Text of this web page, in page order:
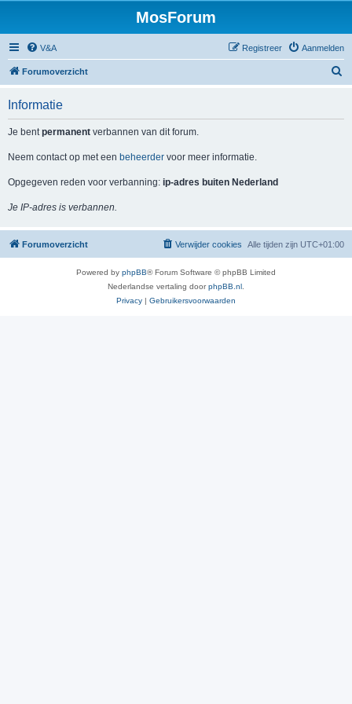
MosForum
V&A Aanmelden
Registreer
Forumoverzicht
Informatie
Je bentpermanent verbannen van dit forum.
Neem contact op met een beheerder voor meer informatie.
Opgegeven reden voor verbanning: ip-adres buiten Nederland
Je IP-adres is verbannen.
Forumoverzicht Alle tijden zijn UTC+01:00
Verwijder cookies
Powered by phpBB® Forum Software © phpBB Limited
Nederlandse vertaling doorphpBB.nl
Privacy | Gebruikersvoorwaarden